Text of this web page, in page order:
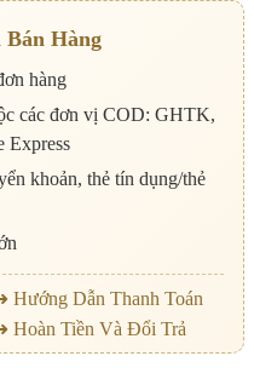
Bán Hàng
hàng
các đơn vị COD: GHTK,
Express
khoản, thẻ tín dụng/thẻ
Hướng Dẫn Thanh Toán
Hoàn Tiền Và Đổi Trả